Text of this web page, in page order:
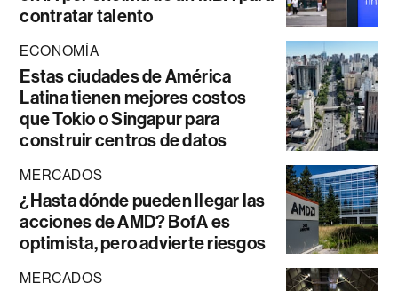
contratar talento
ECONOMÍA
Estas ciudades de América
Latina tienen mejores costos
que Tokio o Singapur para
construir centros de datos
MERCADOS
¿Hasta dónde pueden llegar las
acciones de AMD? BofA es
optimista, pero advierte riesgos
MERCADOS